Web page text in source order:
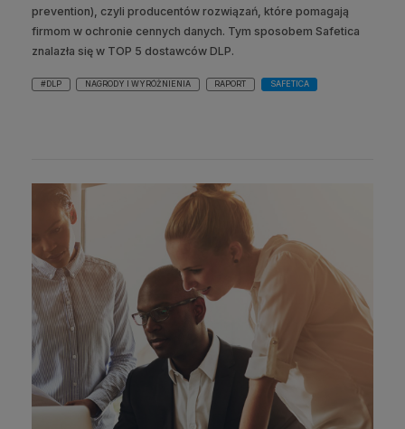
prevention), czyli producentów rozwiązań, które pomagają
firmom w ochronie cennych danych. Tym sposobem Safetica
znalazła się w TOP 5 dostawców DLP.
#DLP NAGRODY I WYRÓŻNIENIA RAPORT SAFETICA